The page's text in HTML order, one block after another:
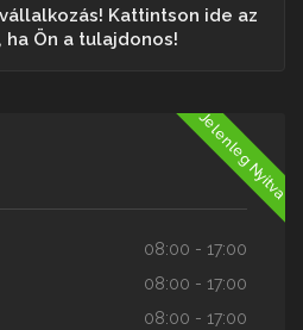
Kattintson ide az
Ön a tulajdonos!
Jelenleg Nyitva
08:00 - 17:00
08:00 - 17:00
08:00 - 17:00